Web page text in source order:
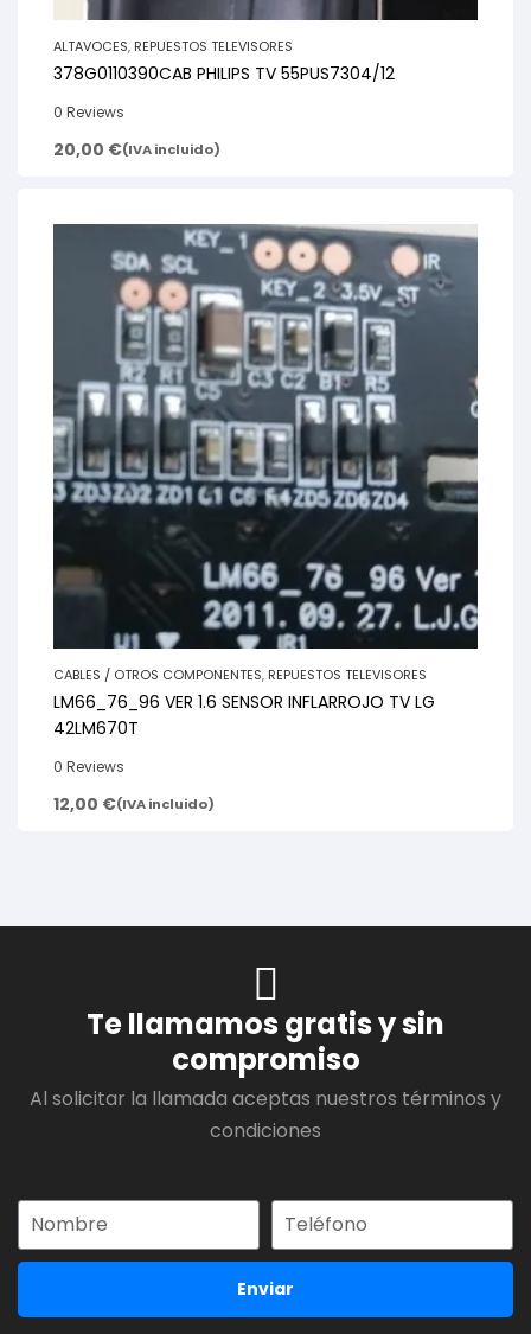
ALTAVOCES, REPUESTOS TELEVISORES
378G0110390CAB PHILIPS TV 55PUS7304/12
0 Reviews
20,00 €(IVA incluido)
CABLES / OTROS COMPONENTES, REPUESTOS TELEVISORES
LM66_76_96 VER 1.6 SENSOR INFLARROJO TV LG
42LM670T
0 Reviews
12,00 €(IVA incluido)
Te llamamos gratis y sin
compromiso
Al solicitar la llamada aceptas nuestros términos y
condiciones
Enviar